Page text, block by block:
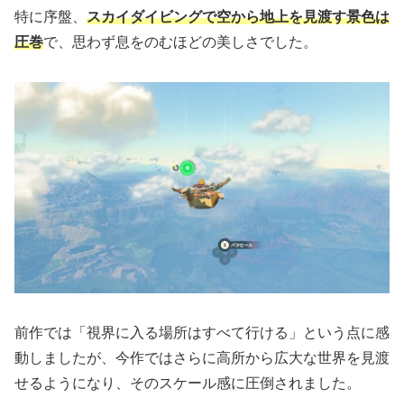
特に序盤、 スカイダイビングで空から地上を見渡す景色は
圧巻で、思わず息をのむほどの美しさでした。
前作では「視界に入る場所はすべて行ける」という点に感
動しましたが、今作ではさらに高所から広大な世界を見渡
せるようになり、そのスケール感に圧倒されました。